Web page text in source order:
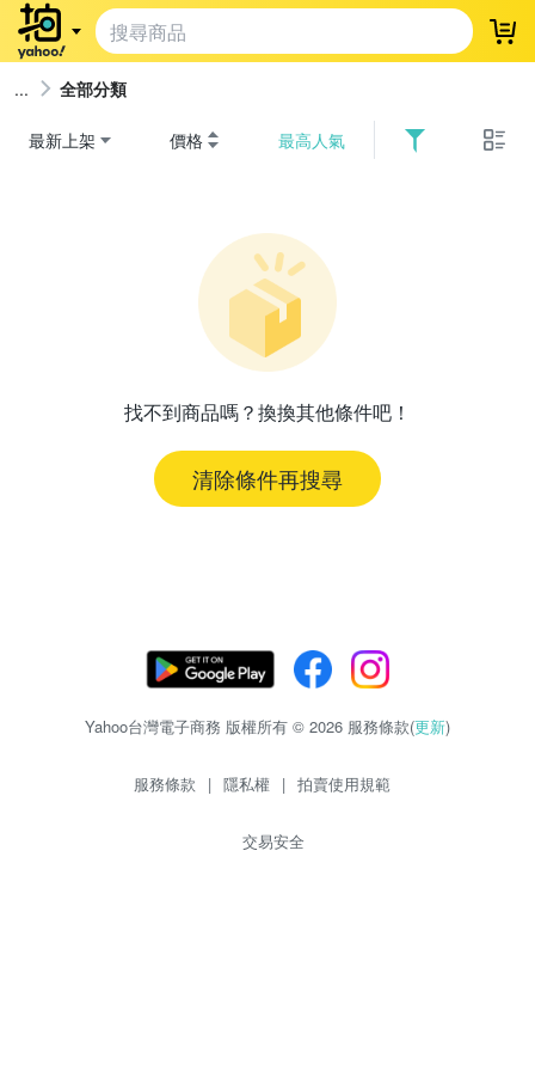
登
全部分類
最新上架 價格 最高人氣
找不到商品嗎？換換其他條件吧！
清除條件再搜尋
Yahoo台灣電子商務 版權所有 © 2026 服務條款(更新)
服務條款 | 隱私權 | 拍賣使用規範
交易安全